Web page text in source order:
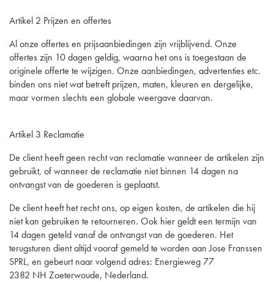
Artikel 2 Prijzen en offertes
Al onze offertes en prijsaanbiedingen zijn vrijblijvend. Onze
offertes zijn 10 dagen geldig, waarna het ons is toegestaan de
originele offerte te wijzigen. Onze aanbiedingen, advertenties etc.
binden ons niet wat betreft prijzen, maten, kleuren en dergelijke,
maar vormen slechts een globale weergave daarvan.
Artikel 3 Reclamatie
De client heeft geen recht van reclamatie wanneer de artikelen zijn
gebruikt, of wanneer de reclamatie niet binnen 14 dagen na
ontvangst van de goederen is geplaatst.
De client heeft het recht ons, op eigen kosten, de artikelen die hij
niet kan gebruiken te retourneren. Ook hier geldt een termijn van
14 dagen geteld vanaf de ontvangst van de goederen. Het
terugsturen dient altijd vooraf gemeld te worden aan Jose Franssen
SPRL, en gebeurt naar volgend adres: Energieweg 77
2382 NH Zoeterwoude, Nederland.